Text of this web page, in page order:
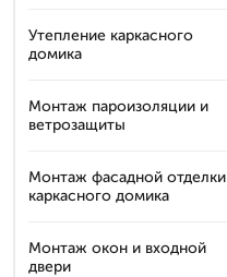
Утепление каркасного
домика
Монтаж пароизоляции и
ветрозащиты
Монтаж фасадной отделки
каркасного домика
Монтаж окон и входной
двери